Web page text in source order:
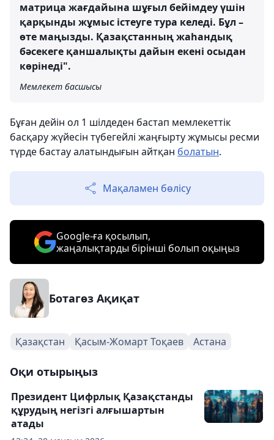
матрица жағдайына шұғыл бейімдеу үшін
қарқынды жұмыс істеуге тура келеді. Бұл –
өте маңызды. Қазақстанның жаһандық
бәсекеге қаншалықты дайын екені осыдан
көрінеді".
Мемлекет басшысы
Бұған дейін ол 1 шілдеден бастап мемлекеттік
басқару жүйесін түбегейлі жаңғырту жұмысы ресми
түрде бастау алатындығын айтқан болатын.
Мақаламен бөлісу
Google-ға қосылып,
жаңалықтарды бірінші болып оқыңыз
Ботагөз Ақиқат
Қазақстан Қасым-Жомарт Тоқаев Астана
Оқи отырыңыз
Президент Цифрлық Қазақстанды
құрудың негізгі алғышартын
атады